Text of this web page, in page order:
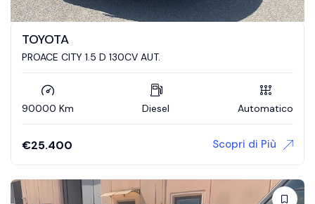
TOYOTA
PROACE CITY 1.5 D 130CV AUT.
90000 Km Diesel Automatico
€25.400 Scopri di Più